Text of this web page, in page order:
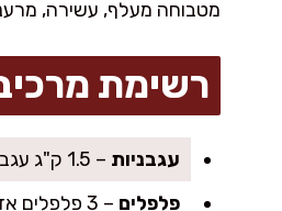
מטבוחה מעלף, עשירה,
רשימת
עגבניות – 1.5 ק"ג עגבניות בשלות מאוד (אפשר תמר או עגולות), קצוצות גס
פלפלים – 3 פלפלים אדומים גדולים, קלויים ומקולפים (או צרובים על מחבת), חתוכים לרצועות